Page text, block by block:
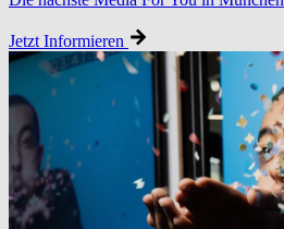
Jetzt Informieren